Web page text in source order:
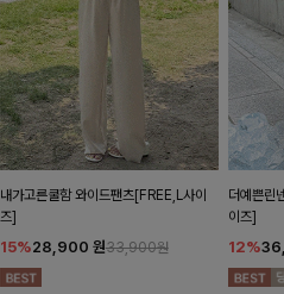
내가고른쿨함 와이드팬츠[FREE,L사이
즈]
15%28,900 원33,900원
더예쁜린
이즈]
12%